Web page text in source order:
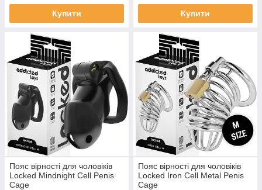
Купити Купити
Пояс вірності для чоловіків
Locked Mindnight Cell Penis
Cage
Пояс вірності для чоловіків
Locked Iron Cell Metal Penis
Cage